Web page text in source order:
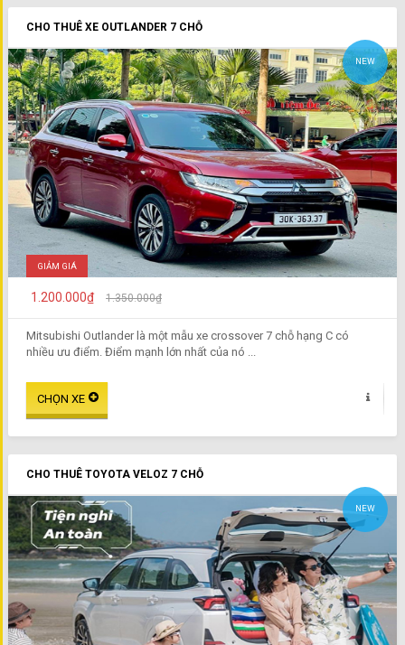
CHO THUÊ XE OUTLANDER 7 CHỖ
NEW
GIẢM GIÁ
1.200.000₫ 1.350.000₫
Mitsubishi Outlander là một mẫu xe crossover 7 chỗ hạng C có
nhiều ưu điểm. Điểm mạnh lớn nhất của nó ...
CHO THUÊ TOYOTA VELOZ 7 CHỖ
NEW